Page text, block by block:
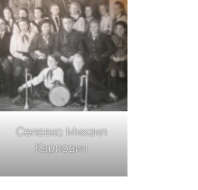
Селевко Михаил
Карпович